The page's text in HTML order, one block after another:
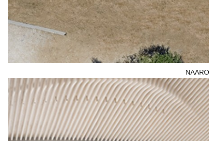
NAARO